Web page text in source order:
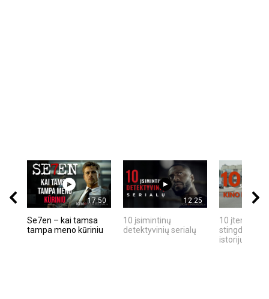
17:50
Se7en – kai tamsa
tampa meno kūriniu
12:25
10 įsimintinų
detektyvinių serialų
10 įtemptų,
stingdančių
istorijų